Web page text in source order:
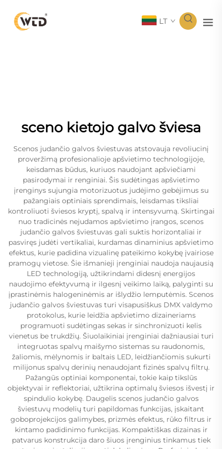
LT
sceno kietojo galvo šviesa
Scenos judančio galvos šviestuvas atstovauja revoliucinį
proveržimą profesionalioje apšvietimo technologijoje,
keisdamas būdus, kuriuos naudojant apšviečiami
pasirodymai ir renginiai. Šis sudėtingas apšvietimo
įrenginys sujungia motorizuotus judėjimo gebėjimus su
pažangiais optiniais sprendimais, leisdamas tiksliai
kontroliuoti šviesos kryptį, spalvą ir intensyvumą. Skirtingai
nuo tradicinės nejudamos apšvietimo įrangos, scenos
judančio galvos šviestuvas gali suktis horizontaliai ir
pasviręs judėti vertikaliai, kurdamas dinaminius apšvietimo
efektus, kurie padidina vizualinę pateikimo kokybę įvairiose
pramogų vietose. Šie išmanieji įrenginiai naudoja naujausią
LED technologiją, užtikrindami didesnį energijos
naudojimo efektyvumą ir ilgesnį veikimo laiką, palyginti su
įprastinėmis halogeninėmis ar išlydžio lemputėmis. Scenos
judančio galvos šviestuvas turi visapusiškus DMX valdymo
protokolus, kurie leidžia apšvietimo dizaineriams
programuoti sudėtingas sekas ir sinchronizuoti kelis
vienetus be trukdžių. Šiuolaikiniai įrenginiai dažniausiai turi
integruotas spalvų maišymo sistemas su raudonomis,
žaliomis, mėlynomis ir baltais LED, leidžiančiomis sukurti
milijonus spalvų derinių nenaudojant fizinės spalvų filtrų.
Pažangūs optiniai komponentai, tokie kaip tikslūs
objektyvai ir reflektoriai, užtikrina optimalų šviesos išvestį ir
spindulio kokybę. Daugelis scenos judančio galvos
šviestuvų modelių turi papildomas funkcijas, įskaitant
goboprojekcijos galimybes, prizmės efektus, rūko filtrus ir
kintamo padidinimo funkcijas. Kompaktiškas dizainas ir
patvarus konstrukcija daro šiuos įrenginius tinkamus tiek